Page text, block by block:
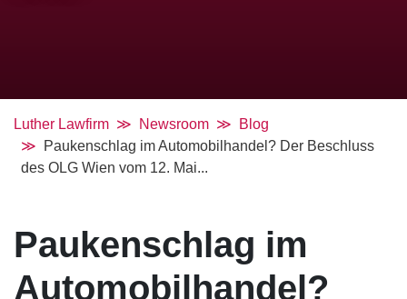
Luther Lawfirm Newsroom
Blog
Paukenschlag im Automobilhandel? Der Beschluss
des OLG Wien vom 12. Mai...
Paukenschlag im
Automobilhandel?